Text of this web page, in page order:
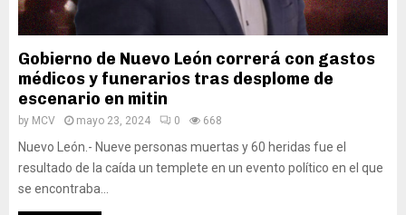
Gobierno de Nuevo León correrá con gastos
médicos y funerarios tras desplome de
escenario en mitin
by MCV mayo 23, 2024 0 668
Nuevo León.- Nueve personas muertas y 60 heridas fue el
resultado de la caída un templete en un evento político en el que
se encontraba...